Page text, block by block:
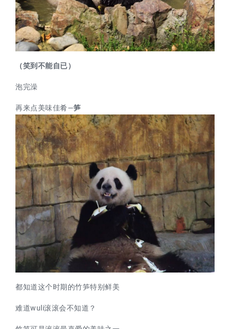
（笑到不能自已）
泡完澡
再来点美味佳肴—笋
都知道这个时期的竹笋特别鲜美
难道wuli滚滚会不知道？